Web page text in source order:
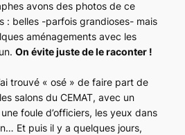
avons des photos de ce
: belles -parfois grandioses- mais
aménagements avec les
On évite juste de le raconter !
trouvé « osé » de faire part de
salons du CEMAT, avec un
foule d’officiers, les yeux dans
Et puis il y a quelques jours,